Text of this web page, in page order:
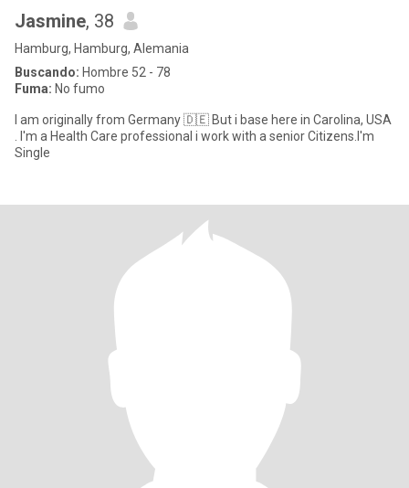
Jasmine, 38
Hamburg, Hamburg, Alemania
Buscando: Hombre 52 - 78
Fuma: No fumo
I am originally from Germany 🇩🇪 But i base here in Carolina, USA
. I'm a Health Care professional i work with a senior Citizens.I'm
Single